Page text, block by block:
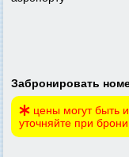
Забронировать
цены могут быть
уточняйте при